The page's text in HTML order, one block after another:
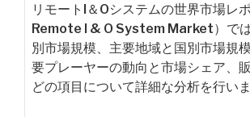
リモートI＆Oシステムの世界市場レ
Remote I & O System Market）で
別市場規模、主要地域と国別市場規
要プレーヤーの動向と市場シェア、
どの項目について詳細な分析を行いま